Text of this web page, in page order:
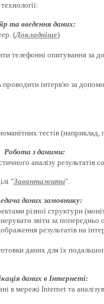
та введення даних:
(Докладніше)
телефонні опитування за
проводити інтерв'ю за
тестів (наприклад,
Робота з даними:
аналізу результатів
"Завантажити".
даних замовнику:
різної структури
звіти за
результатів на
даних для їх
даних в Інтернеті:
в мережі Internet та